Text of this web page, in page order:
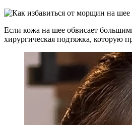
Если кожа на шее обвисает
хирургическая подтяжка, которую